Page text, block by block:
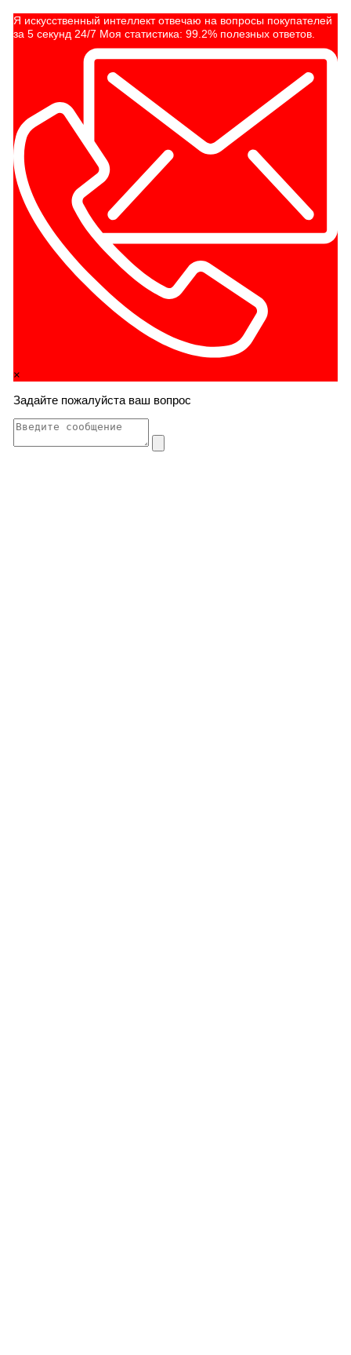
Я искусственный интеллект отвечаю на вопросы покупателей
за 5 секунд 24/7 Моя статистика: 99.2% полезных ответов.
×
Задайте пожалуйста ваш вопрос